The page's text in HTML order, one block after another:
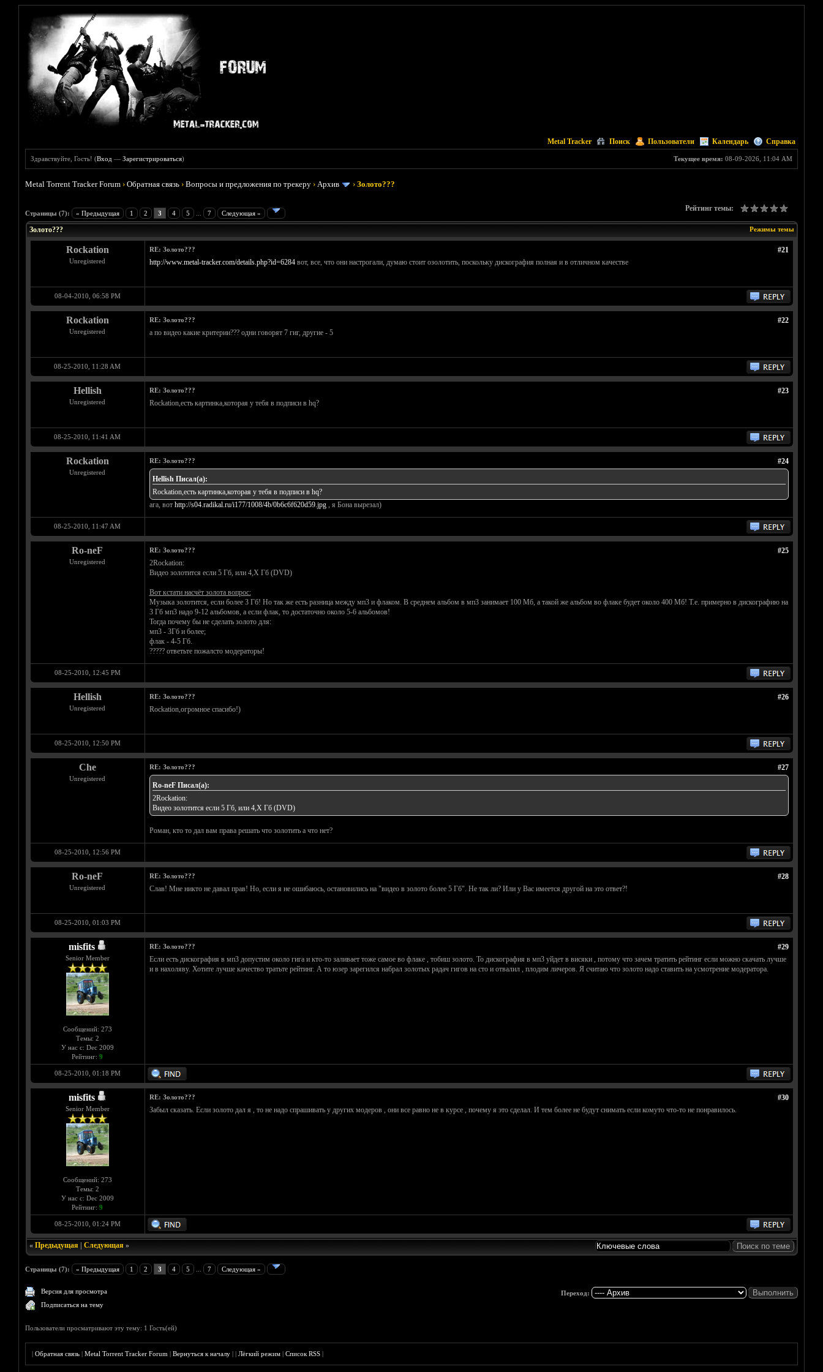
Metal Tracker Поиск Пользователи Календарь Справка
Текущее время: 08-09-2026, 11:04 AM
Здравствуйте, Гость! (Вход —Зарегистрироваться)
Metal Torrent Tracker Forum ›Обратная связь ›Вопросы и предложения по трекеру ›Архив ›Золото???
Страницы (7): « Предыдущая 1 2 3 4 5 7 Следующая »
Рейтинг темы:
Голосов: 0 - Средняя оценка: 0
1
2
3
4
5
Режимы темы
Золото???
Rockation
Unregistered
#21
RE: Золото???
http://www.metal-tracker.com/details.php?id=6284вот, все, что они настрогали, думаю стоит озолотить, поскольку дискография полная и в отличном качестве
08-04-2010, 06:58 PM
Rockation
Unregistered
#22
RE: Золото???
а по видео какие критерии??? одни говорят 7 гиг, другие - 5
08-25-2010, 11:28 AM
Hellish
Unregistered
#23
RE: Золото???
Rockation,есть картинка,которая у тебя в подписи в hq?
08-25-2010, 11:41 AM
Rockation
Unregistered
#24
RE: Золото???
Hellish Писал(а):
Rockation,есть картинка,которая у тебя в подписи в hq?
ага, вот http://s04.radikal.ru/i177/1008/4b/0b6c6f620d59.jpg, я Бона вырезал)
08-25-2010, 11:47 AM
Ro-neF
Unregistered
#25
RE: Золото???
2Rockation:
Видео золотится если 5 Гб, или 4,Х Гб (DVD)
Вот кстати насчёт золота вопрос:
Музыка золотится, если более 3 Гб! Но так же есть разница между мп3 и флаком. В среднем альбом в мп3 занимает 100 Мб, а такой же альбом во флаке будет около 400 Мб! Т.е. примерно в дискографию на
3 Гб мп3 надо 9-12 альбомов, а если флак, то достаточно около 5-6 альбомов!
Тогда почему бы не сделать золото для:
мп3 - 3Гб и более;
флак - 4-5 Гб.
????? ответьте пожалсто модераторы!
08-25-2010, 12:45 PM
Hellish
Unregistered
#26
RE: Золото???
Rockation,огромное спасибо!)
08-25-2010, 12:50 PM
Che
Unregistered
#27
RE: Золото???
Ro-neF Писал(а):
2Rockation:
Видео золотится если 5 Гб, или 4,Х Гб (DVD)
Роман, кто то дал вам права решать что золотить а что нет?
08-25-2010, 12:56 PM
Ro-neF
Unregistered
#28
RE: Золото???
Слав! Мне никто не давал прав! Но, если я не ошибаюсь, остановились на "видео в золото более 5 Гб". Не так ли? Или у Вас имеется другой на это ответ?!
08-25-2010, 01:03 PM
misfits
Senior Member
Сообщений: 273
Темы: 2
У нас с: Dec 2009
Рейтинг: 9
#29
RE: Золото???
Если есть дискография в мп3 допустим около гига и кто-то заливает тоже самое во флаке , тобиш золото. То дискография в мп3 уйдет в висяки , потому что зачем тратить рейтинг если можно скачать лучше
и в нахоляву. Хотите лучше качество тратьте рейтинг. А то юзер зарегился набрал золотых радач гигов на сто и отвалил , плодим личеров. Я считаю что золото надо ставить на усмотрение модератора.
08-25-2010, 01:18 PM
misfits
Senior Member
Сообщений: 273
Темы: 2
У нас с: Dec 2009
Рейтинг: 9
#30
RE: Золото???
Забыл сказать. Если золото дал я , то не надо спрашивать у других модеров , они все равно не в курсе , почему я это сделал. И тем более не будут снимать если комуто что-то не понравилось.
08-25-2010, 01:24 PM
« Предыдущая| Следующая»
Страницы (7): « Предыдущая 1 2 3 4 5 7 Следующая »
Версия для просмотра
Подписаться на тему
Переход:
Пользователи просматривают эту тему: 1 Гость(ей)
|Обратная связь |Metal Torrent Tracker Forum |Вернуться к началу ||Лёгкий режим |Список RSS |